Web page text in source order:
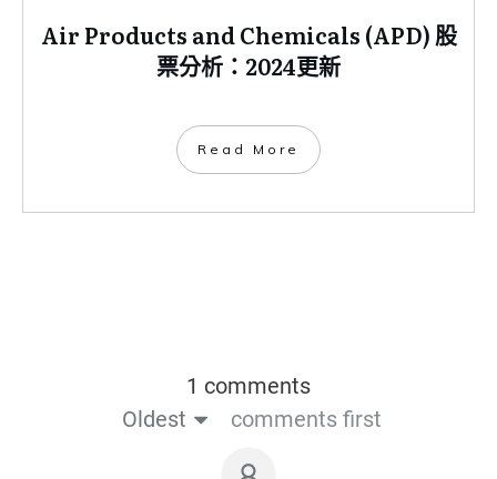
Air Products and Chemicals (APD) 股
票分析：2024更新
​Read More
1 comments
Oldest
comments first